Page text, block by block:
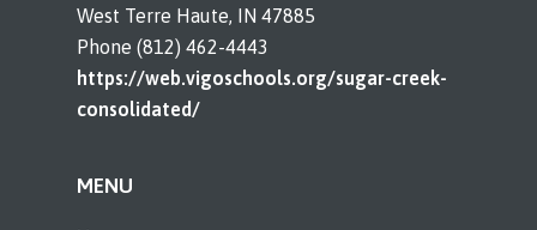
West Terre Haute, IN 47885
Phone (812) 462-4443
https://web.vigoschools.org/sugar-creek-
consolidated/
MENU